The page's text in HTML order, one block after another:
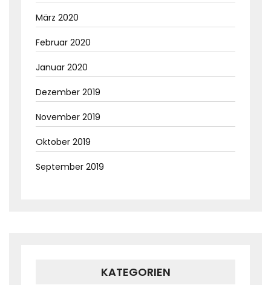
März 2020
Februar 2020
Januar 2020
Dezember 2019
November 2019
Oktober 2019
September 2019
KATEGORIEN